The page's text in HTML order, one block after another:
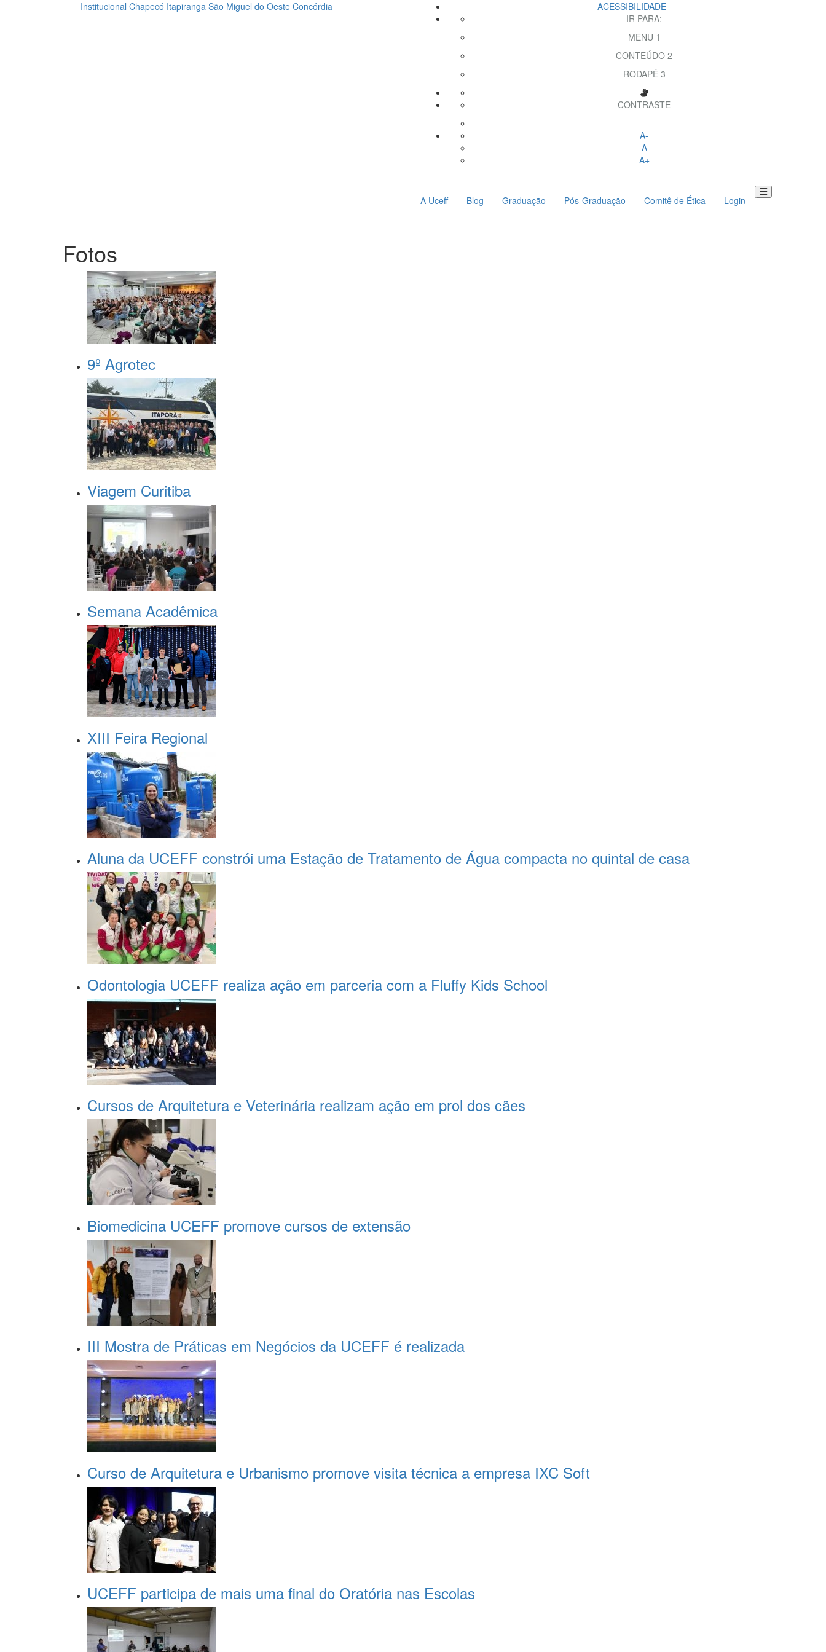
Institucional Chapecó Itapiranga São Miguel do Oeste Concórdia
ACESSIBILIDADE
IR PARA:
MENU 1
CONTEÚDO 2
RODAPÉ 3
CONTRASTE
A-
A
A+
A Uceff
Blog Graduação Pós-Graduação Comitê de Ética Login
Toggle
Fotos
9º Agrotec
Viagem Curitiba
Semana Acadêmica
XIII Feira Regional
Aluna da UCEFF constrói uma Estação de Tratamento de Água compacta no quintal de casa
Odontologia UCEFF realiza ação em parceria com a Fluffy Kids School
Cursos de Arquitetura e Veterinária realizam ação em prol dos cães
Biomedicina UCEFF promove cursos de extensão
III Mostra de Práticas em Negócios da UCEFF é realizada
Curso de Arquitetura e Urbanismo promove visita técnica a empresa IXC Soft
UCEFF participa de mais uma final do Oratória nas Escolas